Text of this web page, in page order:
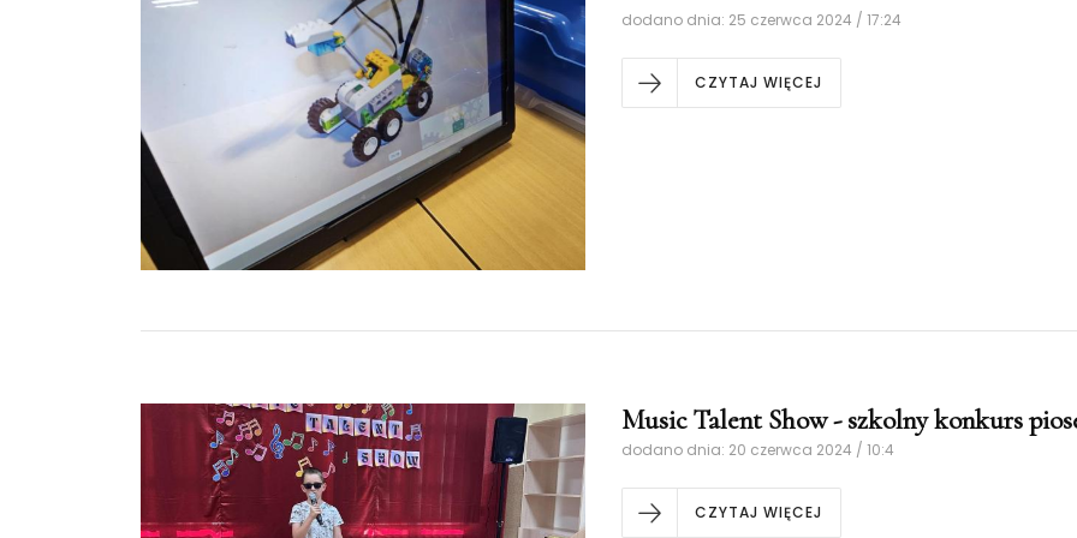
dodano dnia: 25 czerwca 2024 / 17:24
CZYTAJ WIĘCEJ
Music Talent Show - szkolny konkurs
dodano dnia: 20 czerwca 2024 / 10:4
CZYTAJ WIĘCEJ